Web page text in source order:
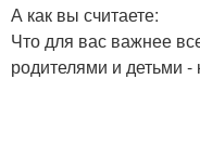
А как вы считаете:
Что для вас важнее
родителями и детьми